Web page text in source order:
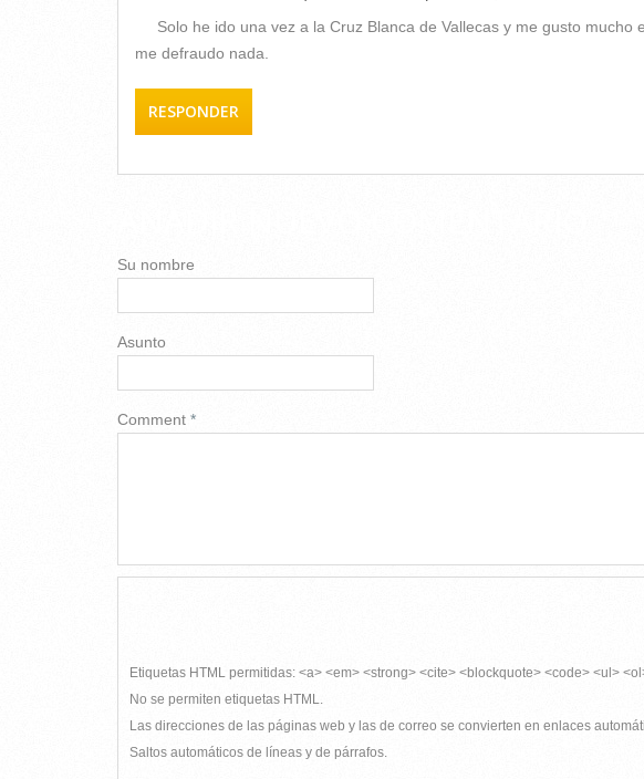
Solo he ido una vez a la Cruz Blanca de Vallecas y me gusto
me defraudo nada.
RESPONDER
Su nombre
Asunto
Comment *
Etiquetas HTML permitidas: <a> <em> <strong> <cite> <blockquote> <code> <ul>
No se permiten etiquetas HTML.
Las direcciones de las páginas web y las de correo se convierten en enlaces
Saltos automáticos de líneas y de párrafos.